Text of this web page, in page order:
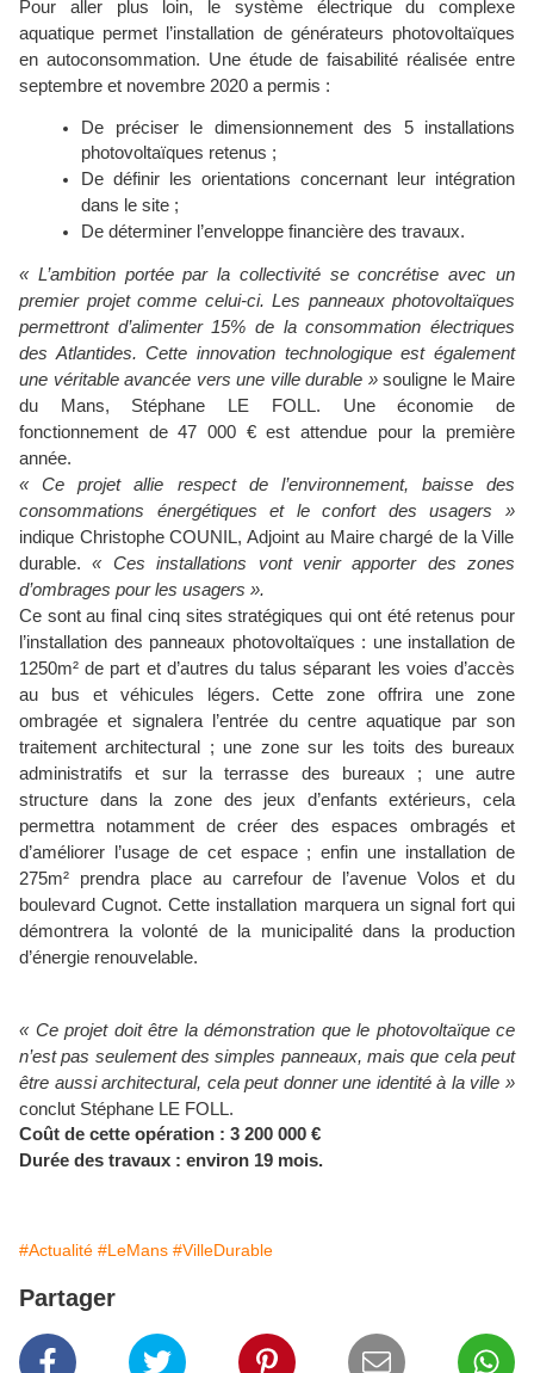
Pour aller plus loin, le système électrique du complexe
aquatique permet l’installation de générateurs photovoltaïques
en autoconsommation. Une étude de faisabilité réalisée entre
septembre et novembre 2020 a permis :
De préciser le dimensionnement des 5 installations
photovoltaïques retenus ;
De définir les orientations concernant leur intégration
dans le site ;
De déterminer l’enveloppe financière des travaux.
« L’ambition portée par la collectivité se concrétise avec un
premier projet comme celui-ci. Les panneaux photovoltaïques
permettront d’alimenter 15% de la consommation électriques
des Atlantides. Cette innovation technologique est également
une véritable avancée vers une ville durable »souligne le Maire
du Mans, Stéphane LE FOLL. Une économie de
fonctionnement de 47 000 € est attendue pour la première
année.
« Ce projet allie respect de l’environnement, baisse des
consommations énergétiques et le confort des usagers »
indique Christophe COUNIL, Adjoint au Maire chargé de la Ville
durable.« Ces installations vont venir apporter des zones
d’ombrages pour les usagers ».
Ce sont au final cinq sites stratégiques qui ont été retenus pour
l’installation des panneaux photovoltaïques : une installation de
1250m² de part et d’autres du talus séparant les voies d’accès
au bus et véhicules légers. Cette zone offrira une zone
ombragée et signalera l’entrée du centre aquatique par son
traitement architectural ; une zone sur les toits des bureaux
administratifs et sur la terrasse des bureaux ; une autre
structure dans la zone des jeux d’enfants extérieurs, cela
permettra notamment de créer des espaces ombragés et
d’améliorer l’usage de cet espace ; enfin une installation de
275m² prendra place au carrefour de l’avenue Volos et du
boulevard Cugnot. Cette installation marquera un signal fort qui
démontrera la volonté de la municipalité dans la production
d’énergie renouvelable.
« Ce projet doit être la démonstration que le photovoltaïque ce
n’est pas seulement des simples panneaux, mais que cela peut
être aussi architectural, cela peut donner une identité à la ville »
conclut Stéphane LE FOLL.
Coût de cette opération : 3 200 000 €
Durée des travaux : environ 19 mois.
#Actualité #LeMans #VilleDurable
Partager